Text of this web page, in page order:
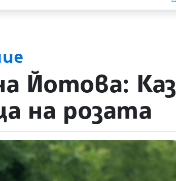
Йотова:
на розата